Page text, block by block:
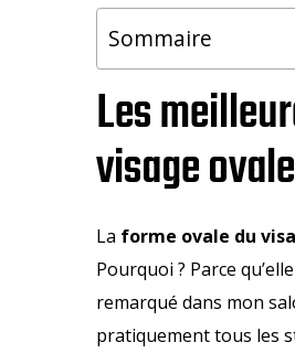
Sommaire
Les
visage
La forme ovale du
Pourquoi ? Parce
remarqué dans mon
pratiquement tous les